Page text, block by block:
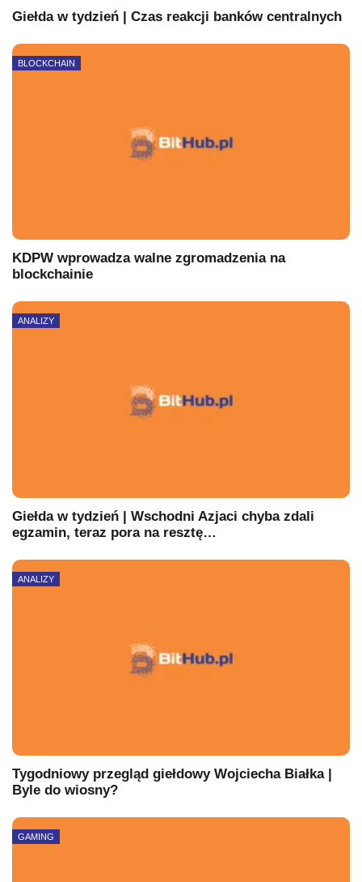
Giełda w tydzień | Czas reakcji banków centralnych
BLOCKCHAIN
KDPW wprowadza walne zgromadzenia na
blockchainie
ANALIZY
Giełda w tydzień | Wschodni Azjaci chyba zdali
egzamin, teraz pora na resztę…
ANALIZY
Tygodniowy przegląd giełdowy Wojciecha Białka |
Byle do wiosny?
GAMING